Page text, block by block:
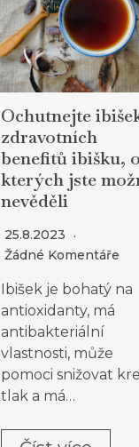
Ochutnejte
zdravotních
benefitů ibišku, o
kterých jste
nevěděli
25.8.2023
Žádné Komentáře
Ibišek je bohatý na
antioxidanty, má
antibakteriální
vlastnosti, může
pomoci snižovat
tlak a má…